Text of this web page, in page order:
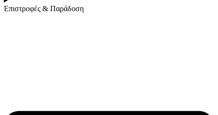
Επιστροφές & Παράδοση